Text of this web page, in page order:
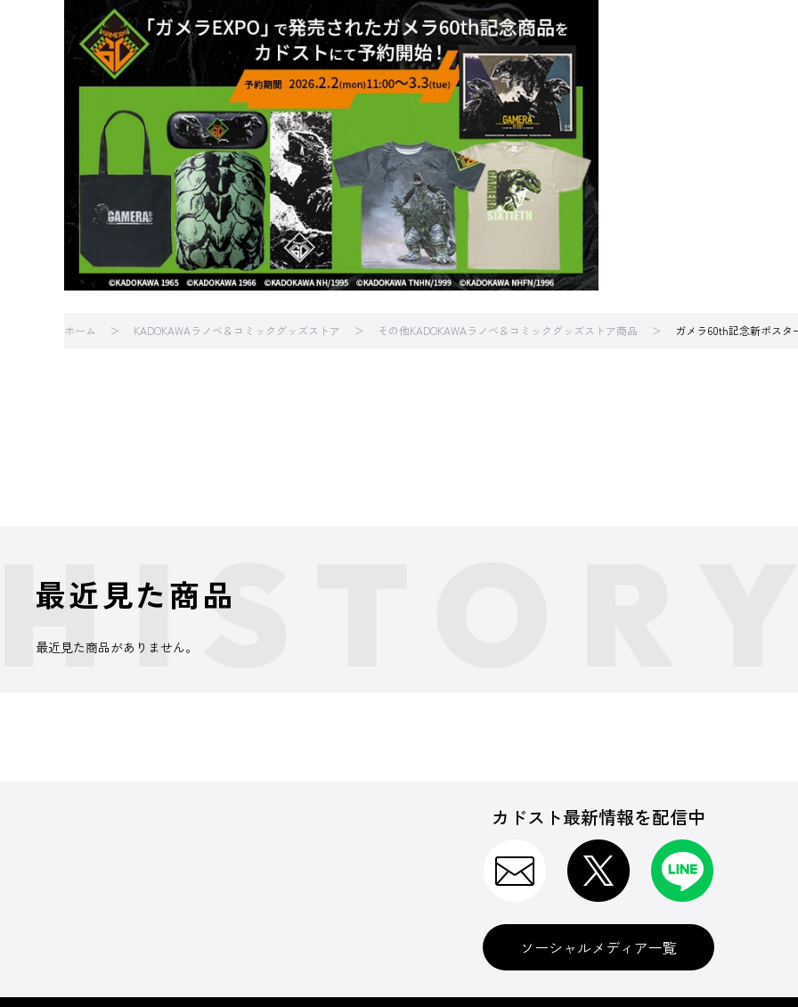
ホーム KADOKAWAラノベ＆コミックグッズストア その他KADOKAWAラノベ＆コミックグッズストア商品 ガメラ60th記念新ポス
最近見た商品
最近見た商品がありません。
カドスト最新情報を配信中
ソーシャルメディア一覧